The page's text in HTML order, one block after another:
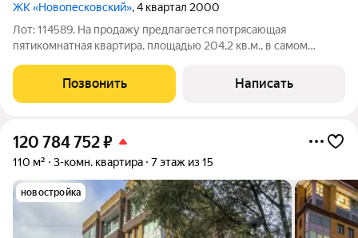
ЖК «Новопесковский», 4 квартал 2000
Лот: 114589. На продажу предлагается потрясающая
пятикомнатная квартира, площадью 204,2 кв.м., в самом
Планировка: кухня-гостиная с зоной столовой, две спальни со
своими санузлами, одна из которых со
Позвонить Написать
120 784 752₽
110 м² 3-комн. квартира 7 этаж из 15
новостройка